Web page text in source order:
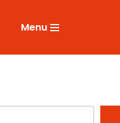
Menu